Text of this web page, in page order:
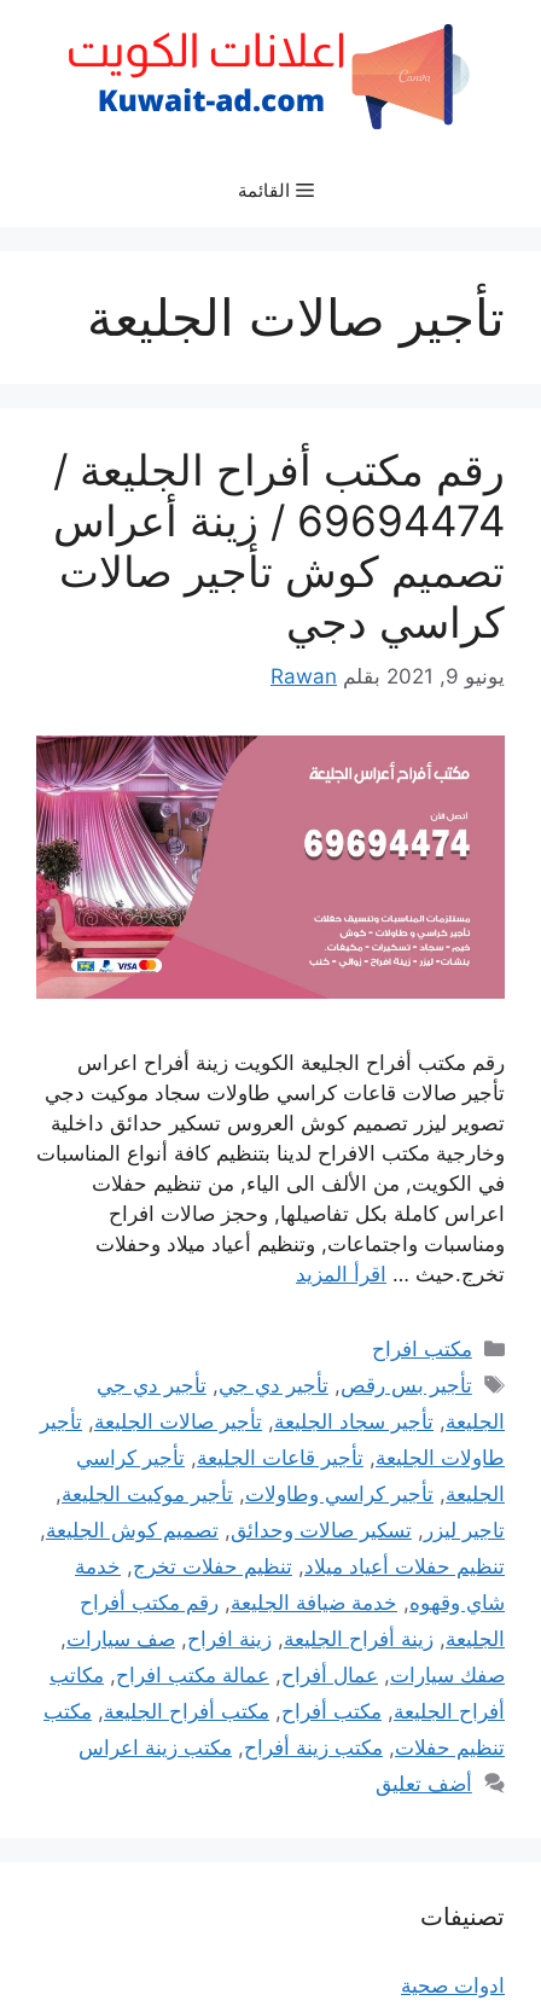
القائمة
تأجير صالات الجليعة
رقم مكتب أفراح الجليعة /
69694474 / زينة أعراس
تصميم كوش تأجير صالات
كراسي دجي
يونيو 9, 2021 بقلم Rawan
رقم مكتب أفراح الجليعة الكويت زينة أفراح اعراس
تأجير صالات قاعات كراسي طاولات سجاد موكيت دجي
تصوير ليزر تصميم كوش العروس تسكير حدائق داخلية
وخارجية مكتب الافراح لدينا بتنظيم كافة أنواع المناسبات
في الكويت, من الألف الى الياء, من تنظيم حفلات
اعراس كاملة بكل تفاصيلها, وحجز صالات افراح
ومناسبات واجتماعات, وتنظيم أعياد ميلاد وحفلات
تخرج.حيث … اقرأ المزيد
التصنيفات
مكتب افراح
الوسوم
تأجير بس رقص,تأجير دي جي,تأجير دي جي
الجليعة, تأجير سجاد الجليعة, تأجير صالات الجليعة, تأجير
طاولات الجليعة, تأجير قاعات الجليعة, تأجير كراسي
الجليعة, تأجير كراسي وطاولات, تأجير موكيت الجليعة,
تاجير ليزر , تسكير صالات وحدائق, تصميم كوش الجليعة,
تنظيم حفلات أعياد ميلاد, تنظيم حفلات تخرج, خدمة
شاي وقهوه, خدمة ضيافة الجليعة, رقم مكتب أفراح
الجليعة, زينة أفراح الجليعة, زينة افراح, صف سيارات,
صفك سيارات, عمال أفراح, عمالة مكتب افراح, مكاتب
أفراح الجليعة, مكتب أفراح, مكتب أفراح الجليعة, مكتب
تنظيم حفلات, مكتب زينة أفراح, مكتب زينة اعراس
أضف تعليق
تصنيفات
ادوات صحية